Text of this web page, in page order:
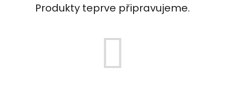
Produkty teprve připravujeme.